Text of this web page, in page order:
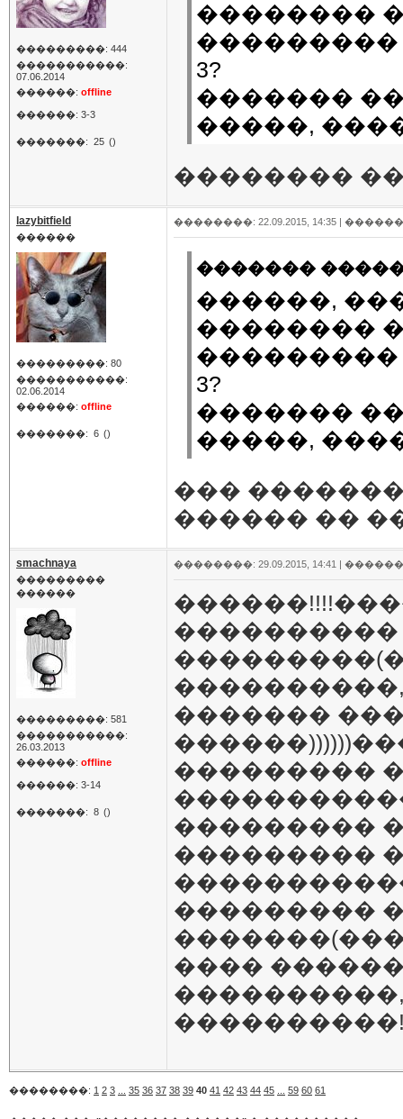
���������: 444
�����������:
07.06.2014
������: offline
������: 3-3
�������: 25 ()
��������
���������
3?
�������
�����,
��������
lazybitfield
������
���������: 80
�����������:
02.06.2014
������: offline
�������: 6 ()
��������: 22.09.2015, 14:35 |
�������
������,
��������
���������
3?
�������
�����,
���
������ ��
smachnaya
���������
������
���������: 581
�����������:
26.03.2013
������: offline
������: 3-14
�������: 8 ()
��������: 29.09.2015, 14:41 |
�������
���������
���������
���������
���������
����
��������: 1 2 3 35 36 37 38 39 40 41 42 43 44 45 59 60 61